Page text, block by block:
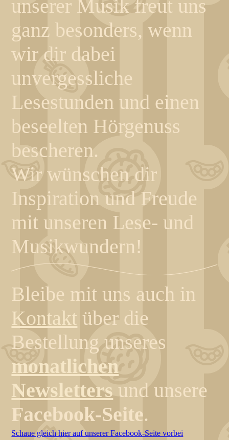
unserer Musik freut uns
ganz besonders, wenn
wir dir dabei
unvergessliche
Lesestunden und einen
beseelten Hörgenuss
bescheren.
Wir wünschen dir
Inspiration und Freude
mit unseren Lese- und
Musikwundern!
Bleibe mit uns auch in
Kontakt über die
Bestellung unseres
monatlichen
Newsletters und unsere
Facebook-Seite.
Schaue gleich hier auf unserer Facebook-Seite vorbei